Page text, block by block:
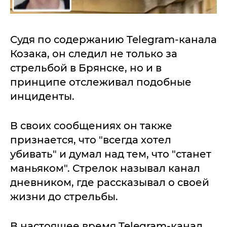
Судя по содержанию Telegram-канала
Козака, он следил не только за
стрельбой в Брянске, но и в
принципе отслеживал подобные
инциденты.
В своих сообщениях он также
признается, что "всегда хотел
убивать" и думал над тем, что "станет
маньяком". Стрелок называл канал
дневником, где рассказывал о своей
жизни до стрельбы.